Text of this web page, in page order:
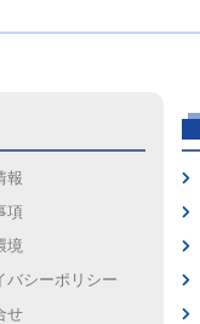
報
項
境
バシーポリシー
せ